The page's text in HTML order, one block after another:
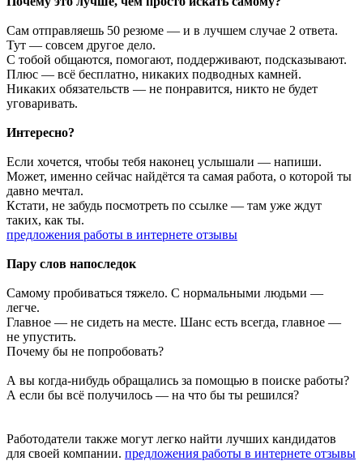
Сам отправляешь 50 резюме — и в лучшем случае 2 ответа.
Тут — совсем другое дело.
С тобой общаются, помогают, поддерживают, подсказывают.
Плюс — всё бесплатно, никаких подводных камней.
Никаких обязательств — не понравится, никто не будет
уговаривать.
Интересно?
Если хочется, чтобы тебя наконец услышали — напиши.
Может, именно сейчас найдётся та самая работа, о которой ты
давно мечтал.
Кстати, не забудь посмотреть по ссылке — там уже ждут
таких, как ты.
предложения работы в интернете отзывы
Пару слов напоследок
Самому пробиваться тяжело. С нормальными людьми —
легче.
Главное — не сидеть на месте. Шанс есть всегда, главное —
не упустить.
Почему бы не попробовать?
А вы когда-нибудь обращались за помощью в поиске работы?
А если бы всё получилось — на что бы ты решился?
Работодатели также могут легко найти лучших кандидатов
для своей компании. предложения работы в интернете отзывы